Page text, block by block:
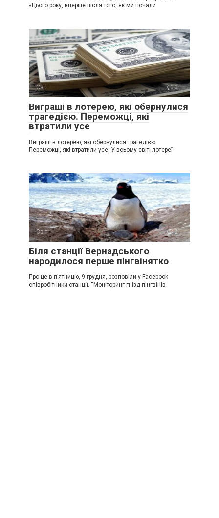
«Цього року, вперше після того, як ми почали
Світ 0
Виграші в лотерею, які обернулися
трагедією. Переможці, які
втратили усе
Виграші в лотерею, які обернулися трагедією.
Переможці, які втратили усе. У всьому світі лотереї
Світ 0
Біля станції Вернадського
народилося перше пінгвінятко
Про це в п’ятницю, 9 грудня, розповіли у Facebook
співробітники станції. “Моніторинг гнізд пінгвінів